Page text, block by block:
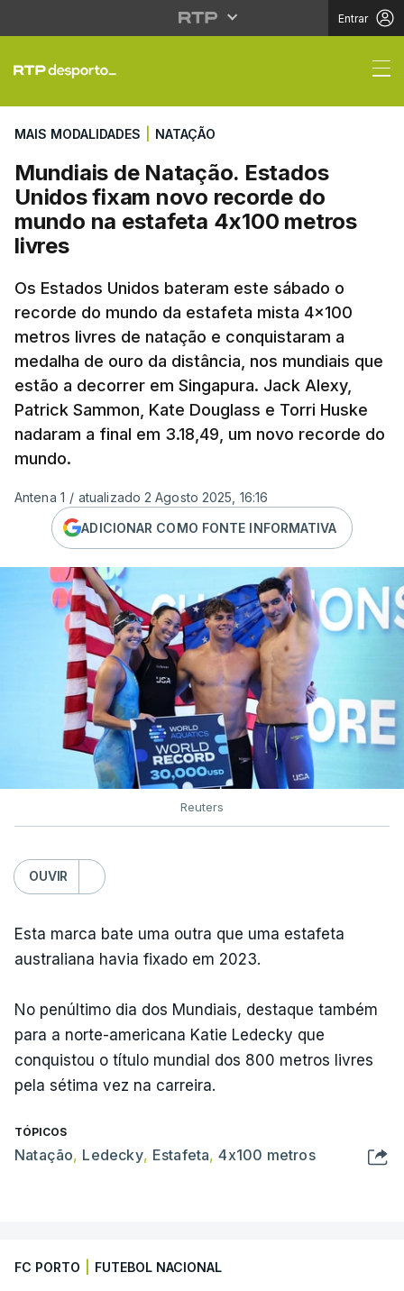
Entrar
Mundiais de
MAIS MODALIDADES NATAÇÃO
Mundiais de Natação. Estados
Unidos fixam novo recorde do
mundo na estafeta 4x100 metros
livres
Os Estados Unidos bateram este sábado o
recorde do mundo da estafeta mista 4x100
metros livres de natação e conquistaram a
medalha de ouro da distância, nos mundiais que
estão a decorrer em Singapura. Jack Alexy,
Patrick Sammon, Kate Douglass e Torri Huske
nadaram a final em 3.18,49, um novo recorde do
mundo.
Antena 1 / atualizado 2 Agosto 2025, 16:16
ADICIONAR COMO FONTE INFORMATIVA
Reuters
OUVIR
Esta marca bate uma outra que uma estafeta
australiana havia fixado em 2023.
No penúltimo dia dos Mundiais, destaque também
para a norte-americana Katie Ledecky que
conquistou o título mundial dos 800 metros livres
pela sétima vez na carreira.
TÓPICOS
Natação, Ledecky, Estafeta,4x100 metros
FC PORTO FUTEBOL NACIONAL